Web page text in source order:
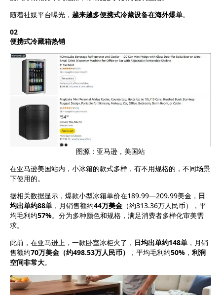
随着社媒平台曝光， 越来越多便携式冷藏设备在海外爆单。
02
便携式冷藏箱热销
图源：亚马逊，美国站
在亚马逊美国站内，小冰箱的款式多样，有不用规格的，不同场景
下使用的。
据相关数据显示，爆款小型冰箱单价在189.99—209.99美金， 日
均出单约88单 ，月销售额约44万美金 （约313.36万人民币），平
均毛利约57%。分为多种颜色和规格，满足消费者多样化审美需
求。
此前，在亚马逊上，一款卧室冰柜火了， 日均出单约148单 ，月销
售额约70万美金（约498.53万人民币） ，平均毛利约50% ， 利润
空间非常大。